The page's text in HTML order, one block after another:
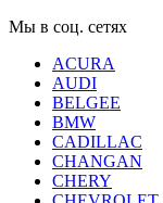
Мы в соц. сетях
ACURA
AUDI
BELGEE
BMW
CADILLAC
CHANGAN
CHERY